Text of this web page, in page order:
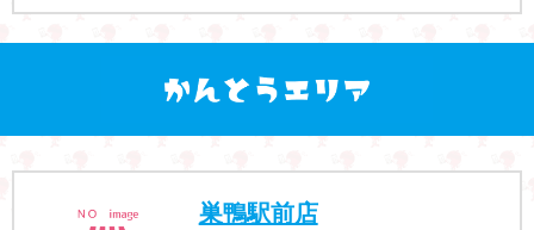
巣鴨駅前店